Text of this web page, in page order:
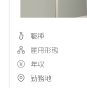
職種
雇用形態
年収
勤務地